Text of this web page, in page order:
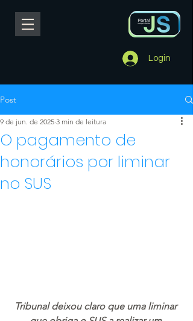
Login
Post
O pagamento de
honorários por liminar
no SUS
9 de jun. de 2025 3 min de leitura
Tribunal deixou claro que uma liminar